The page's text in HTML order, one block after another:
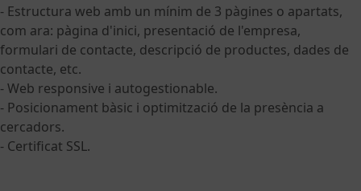
- Estructura web amb un mínim de 3 pàgines o apartats,
com ara: pàgina d'inici, presentació de l'empresa,
formulari de contacte, descripció de productes, dades de
contacte, etc.
- Web responsive i autogestionable.
- Posicionament bàsic i optimització de la presència a
cercadors.
- Certificat SSL.